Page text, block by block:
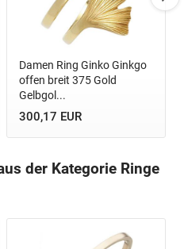
Damen Ring Ginko Ginkgo
offen breit 375 Gold
Gelbgol...
300,17 EUR
der Kategorie Ringe